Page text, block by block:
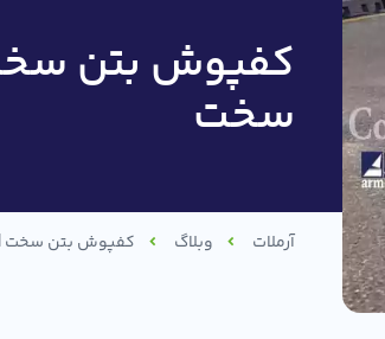
کفپوش بتن
سخت
آرملات وبلاگ کفپوش بتن سخت